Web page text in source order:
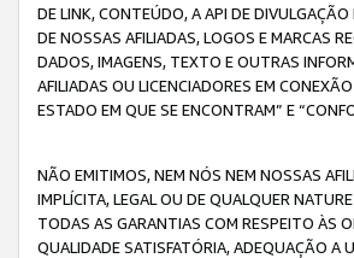
DE LINK, CONTEÚDO, A API DE
DE NOSSAS AFILIADAS, LOGOS E MARCAS
DADOS, IMAGENS, TEXTO E OUTRAS
AFILIADAS OU LICENCIADORES EM
ESTADO EM QUE SE ENCONTRAM” E
NÃO EMITIMOS, NEM NÓS NEM NOSSAS
IMPLÍCITA, LEGAL OU DE QUALQUER
TODAS AS GARANTIAS COM RESPEITO ÀS
QUALIDADE SATISFATÓRIA, ADEQUAÇÃO A